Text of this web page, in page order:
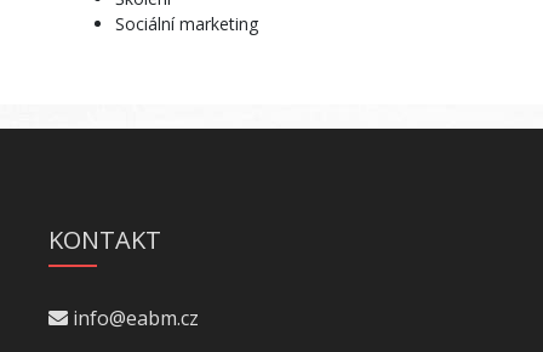
Sociální marketing
KONTAKT
info@eabm.cz